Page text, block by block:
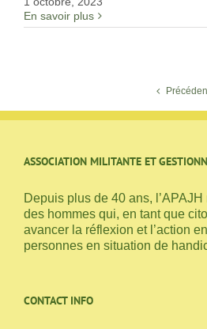
En savoir plus
ASSOCIATION MILITANTE ET
Depuis plus de 40 ans,
des hommes qui, en tant que
avancer la réflexion et l’action
personnes en situation de
CONTACT INFO